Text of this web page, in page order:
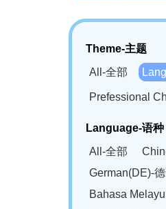
Theme-主题
All-全部
Prefessional
Language-语种
All-全部
German(DE)-
Bahasa